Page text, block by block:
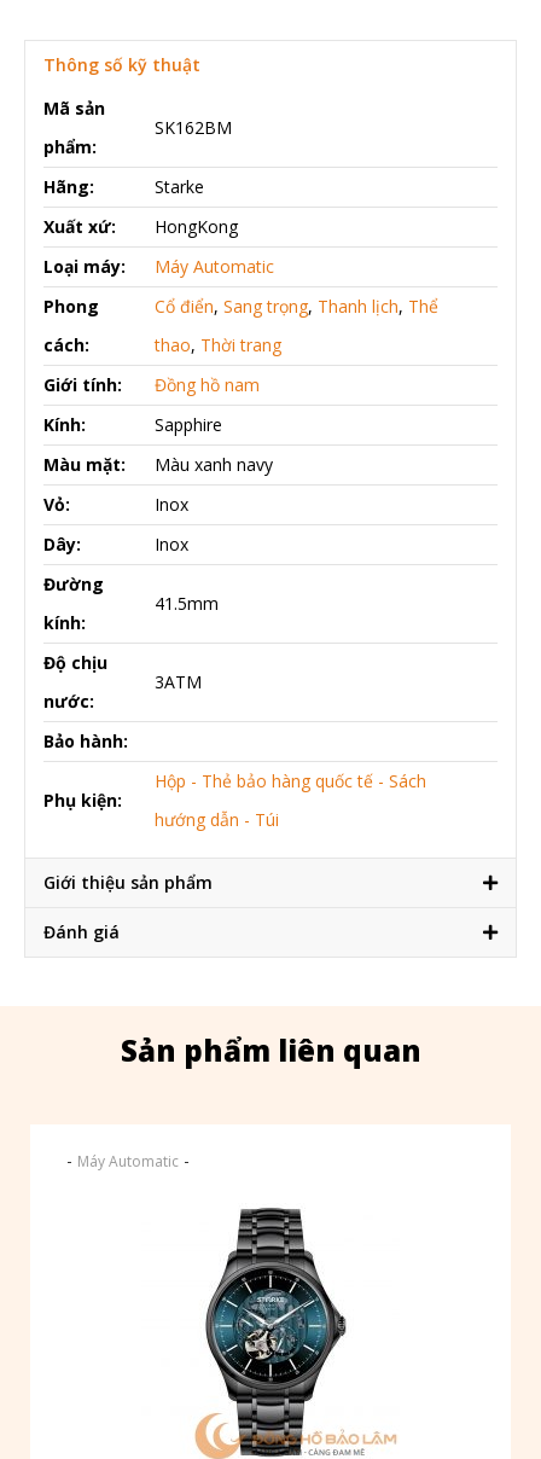
Thông số kỹ thuật
Mã sản
phẩm:
SK162BM
Hãng:
Starke
Xuất xứ:
HongKong
Loại máy:
Máy Automatic
Phong
cách:
Cổ điển, Sang trọng, Thanh lịch, Thể
thao, Thời trang
Giới tính:
Đồng hồ nam
Kính:
Sapphire
Màu mặt:
Màu xanh navy
Vỏ:
Inox
Dây:
Inox
Đường
kính:
41.5mm
Độ chịu
nước:
3ATM
Bảo hành:
Phụ kiện:
Hộp - Thẻ bảo hàng quốc tế - Sách
hướng dẫn - Túi
Giới thiệu sản phẩm
Đánh giá
Sản phẩm liên quan
- Máy Automatic -